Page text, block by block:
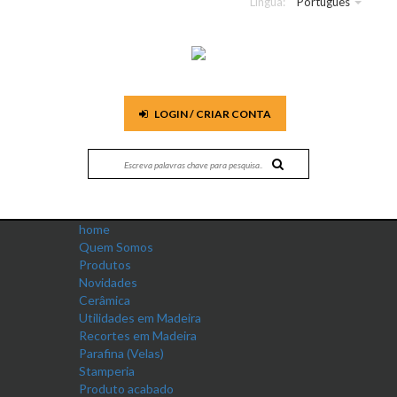
LOGIN / CRIAR CONTA
home
Quem Somos
Produtos
Novidades
Cerâmica
Utilidades em Madeira
Recortes em Madeira
Parafina (Velas)
Stamperia
Produto acabado